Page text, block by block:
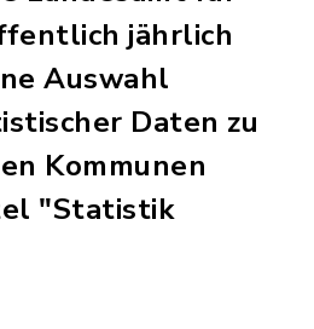
jährlich
Auswahl
Daten zu
Kommunen
"Statistik